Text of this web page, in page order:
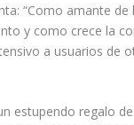
“Como amante
y como crece la
a usuarios de
estupendo regalo